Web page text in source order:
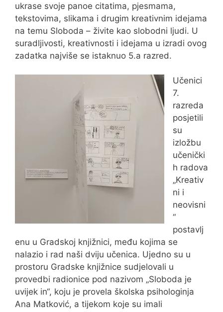
ukrase svoje panoe citatima, pjesmama,
tekstovima, slikama i drugim kreativnim idejama
na temu Sloboda – živite kao slobodni ljudi. U
suradljivosti, kreativnosti i idejama u izradi ovog
zadatka najviše se istaknuo 5.a razred.
Učenici
7.
razreda
posjetili
su
izložbu
učenički
h radova
„Kreativ
ni i
neovisni
“
postavlj
enu u Gradskoj knjižnici, među kojima se
nalazio i rad naši dviju učenica. Ujedno su u
prostoru Gradske knjižnice sudjelovali u
provedbi radionice pod nazivom „Sloboda je
uvijek in“, koju je provela školska psihologinja
Ana Matković, a tijekom koje su imali